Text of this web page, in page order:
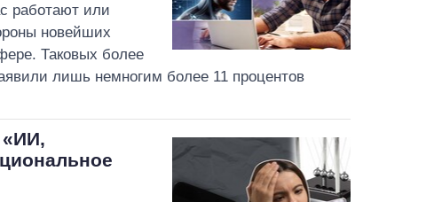
работают или
новейших
Таковых более
лишь немногим более 11 процентов
«ИИ,